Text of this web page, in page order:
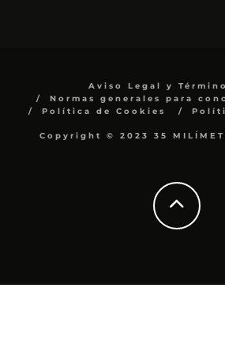
Aviso Legal y
Normas generales para
Política de Cookies
Copyright © 2023 35